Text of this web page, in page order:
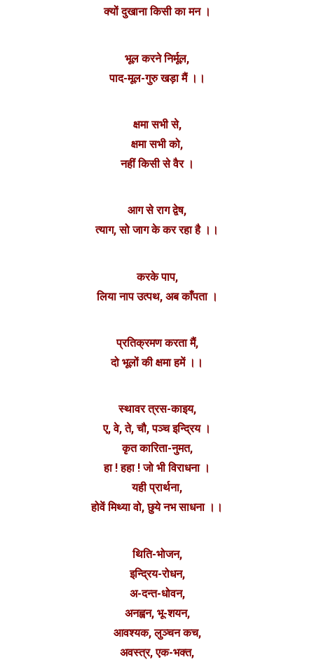
क्यों दुखाना किसी का मन ।
भूल करने निर्मूल,
पाद-मूल-गुरु खड़ा मैं ।।
क्षमा सभी से,
क्षमा सभी को,
नहीं किसी से वैर ।
आग से राग द्वेष,
त्याग, सो जाग के कर रहा है ।।
करके पाप,
लिया नाप उत्पथ, अब काँपता ।
प्रतिक्रमण करता मैं,
दो भूलों की क्षमा हमें ।।
स्थावर त्रस-काइय,
ए, वे, ते, चौ, पञ्च इन्द्रिय ।
कृत कारिता-नुमत,
हा ! हहा ! जो भी विराधना ।
यही प्रार्थना,
होवें मिथ्या वो, छुये नभ साधना ।।
थिति-भोजन,
इन्द्रिय-रोधन,
अ-दन्त-धोवन,
अनह्वन, भू-शयन,
आवश्यक, लुञ्चन कच,
अवस्त्र, एक-भक्त,